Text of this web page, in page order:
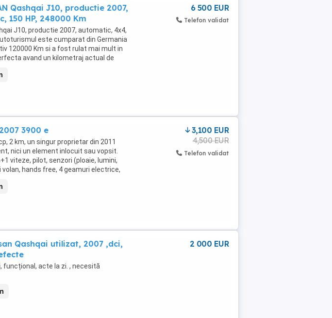
Qashqai J10, productie 2007,
150 HP, 248000 Km
J10, productie 2007, automatic, 4x4,
este cumparat din Germania
120000 Km si a fost rulat mai mult in
avand un kilometraj actual de
6 500 EUR
Telefon validat
3900 e
2 km, un singur proprietar din 2011
nici un element inlocuit sau vopsit.
viteze, pilot, senzori (ploaie, lumini,
hands free, 4 geamuri electrice,
3,100 EUR
4,500 EUR
Telefon validat
Qashqai utilizat, 2007 ,dci,
funcțional, acte la zi. , necesită
2 000 EUR